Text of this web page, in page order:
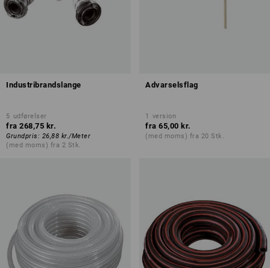
Industribrandslange
5 udførelser
fra 268,75 kr.
Grundpris: 26,88 kr./Meter
(med moms) fra 2 Stk.
Advarselsflag
1 version
fra 65,00 kr.
(med moms) fra 20 Stk.